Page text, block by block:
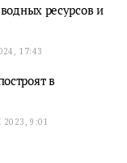
ресурсов и
17:43
в
9:01